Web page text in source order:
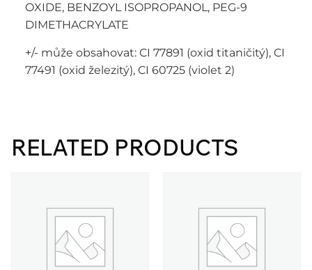
OXIDE, BENZOYL ISOPROPANOL, PEG-9
DIMETHACRYLATE
+/- může obsahovat: CI 77891 (oxid titaničitý), CI
77491 (oxid železitý), CI 60725 (violet 2)
RELATED PRODUCTS